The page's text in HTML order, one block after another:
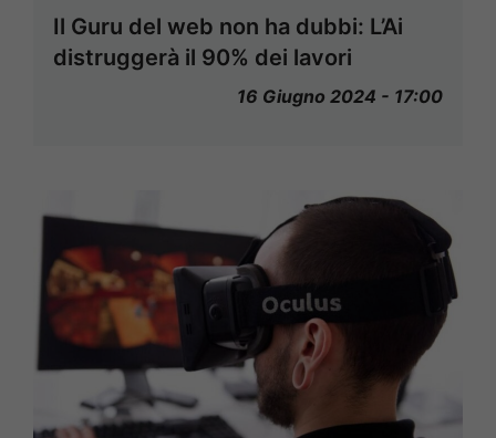
Il Guru del web non ha dubbi: L’Ai
distruggerà il 90% dei lavori
16 Giugno 2024 - 17:00